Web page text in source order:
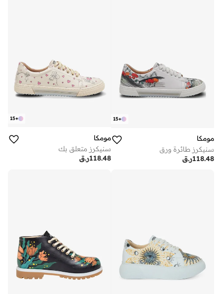
+
15
مومكا
سنيكرز طائرة ورق
ر.ق118.48
+
15
مومكا
سنيكرز متعلق بك
ر.ق118.48